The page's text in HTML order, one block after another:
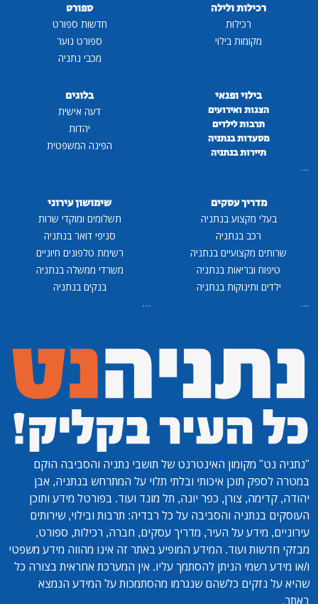
רכילות ולילה
רכילות
מקומות בילוי
ספורט
חדשות ספורט
ספורט נוער
מכבי נתניה
בילוי ופנאי
הצגות ואירועים
תרבות לילדים
מסעדות בנתניה
תיירות בנתניה
...
בלוגים
דעה אישית
יהדות
הפינה המשפטית
מדריך עסקים
בעלי מקצוע בנתניה
רכב בנתניה
שרותים מקצועיים בנתניה
טיפוח ובריאות בנתניה
ילדים ותינוקות בנתניה
...
שימושון עירוני
תשלומים ומוקדי שרות
סניפי דואר בנתניה
רשימת טלפונים חיוניים
משרדי ממשלה בנתניה
בנקים בנתניה
...
"נתניה נט" מקומון האינטרנט של תושבי נתניה והסביבה הוקם
במטרה לספק תוכן איכותי ובלתי תלוי על המתרחש בנתניה, אבן
יהודה, קדימה, צורן, כפר יונה, תל מונד ועוד. בפורטל מידע ותוכן
העוסקים בנתניה והסביבה על כל רבדיה: תרבות ובילוי, שירותים
עירוניים, מידע על העיר, מדריך עסקים, חברה, רכילות, ספורט,
מבזקי חדשות ועוד. המידע המופיע באתר זה אינו מהווה מידע משפטי
ו/או מידע רשמי הניתן להסתמך עליו. אין המערכת אחראית בצורה כל
שהיא על נזקים כלשהם שנגרמו מהסתמכות על המידע הנמצא
באתר.